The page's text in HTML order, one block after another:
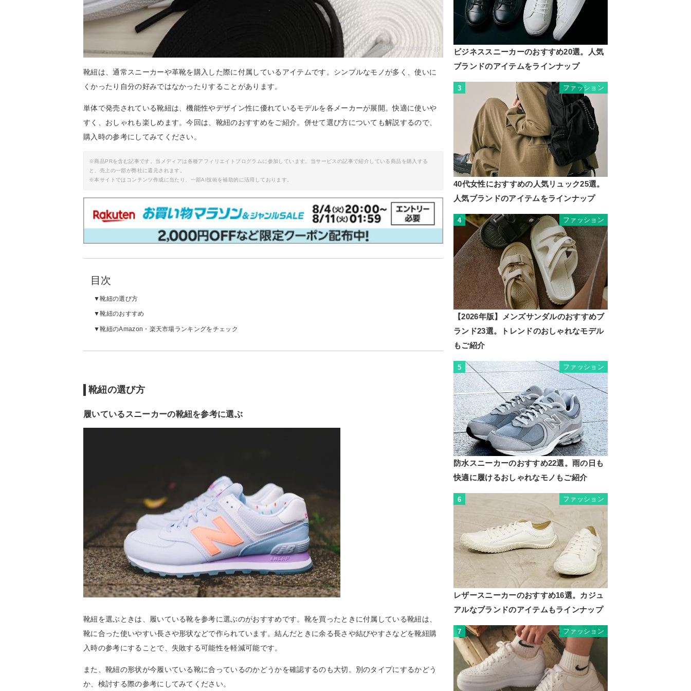
By:amazon.co.jp
靴紐は、通常スニーカーや革靴を購入した際に付属しているアイテムです。シンプルなモノが多く、使いに
くかったり自分の好みではなかったりすることがあります。
単体で発売されている靴紐は、機能性やデザイン性に優れているモデルを各メーカーが展開。快適に使いや
すく、おしゃれも楽しめます。今回は、靴紐のおすすめをご紹介。併せて選び方についても解説するので、
購入時の参考にしてみてください。
※商品PRを含む記事です。当メディアは各種アフィリエイトプログラムに参加しています。当サービスの記事で紹介している商品を購入する
と、売上の一部が弊社に還元されます。
※本サイトではコンテンツ作成に当たり、一部AI技術を補助的に活用しております。
目次
靴紐の選び方
靴紐のおすすめ
靴紐のAmazon・楽天市場ランキングをチェック
靴紐の選び方
履いているスニーカーの靴紐を参考に選ぶ
靴紐を選ぶときは、履いている靴を参考に選ぶのがおすすめです。靴を買ったときに付属している靴紐は、
靴に合った使いやすい長さや形状などで作られています。結んだときに余る長さや結びやすさなどを靴紐購
入時の参考にすることで、失敗する可能性を軽減可能です。
また、靴紐の形状が今履いている靴に合っているのかどうかを確認するのも大切。別のタイプにするかどう
か、検討する際の参考にしてみてください。
ビジネススニーカーのおすすめ20選。人気
ブランドのアイテムをラインナップ
3 ファッション
40代女性におすすめの人気リュック25選。
人気ブランドのアイテムをラインナップ
4 ファッション
【2026年版】メンズサンダルのおすすめブ
ランド23選。トレンドのおしゃれなモデル
もご紹介
5 ファッション
防水スニーカーのおすすめ22選。雨の日も
快適に履けるおしゃれなモノもご紹介
6 ファッション
レザースニーカーのおすすめ16選。カジュ
アルなブランドのアイテムもラインナップ
7 ファッション